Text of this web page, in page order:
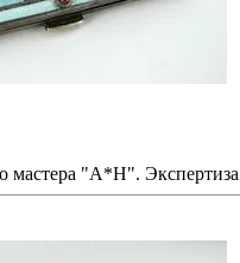
мастера "А*Н".